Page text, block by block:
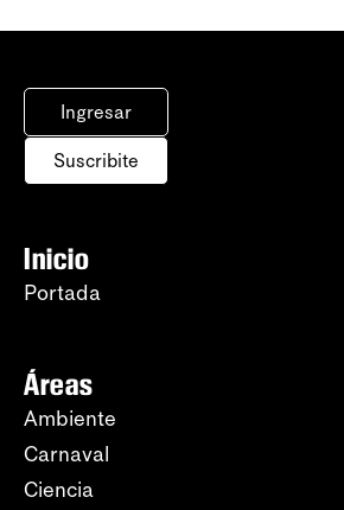
Ingresar
Suscribite
Inicio
Portada
Áreas
Ambiente
Carnaval
Ciencia